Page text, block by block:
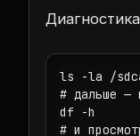
ls -la /
# дальше —
df -h
# и